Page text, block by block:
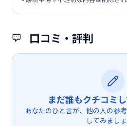
口コミ・評判
まだ誰もクチコミ
あなたのひと言が、他の人の参
してみましょ